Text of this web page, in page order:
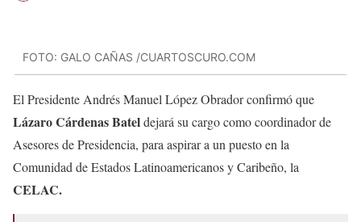
FOTO: GALO CAÑAS /CUARTOSCURO.COM
El Presidente Andrés Manuel López Obrador confirmó que
Lázaro Cárdenas Bateldejará su cargo como coordinador de
Asesores de Presidencia, para aspirar a un puesto en la
Comunidad de Estados Latinoamericanos y Caribeño, la
CELAC.